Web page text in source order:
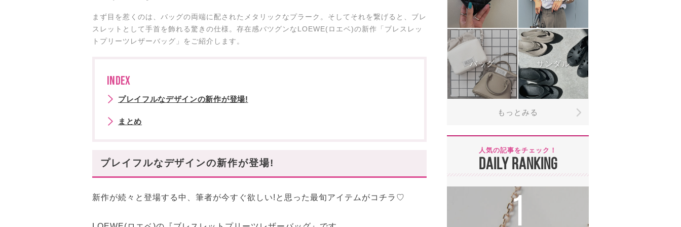
まず目を惹くのは、バッグの両端に配されたメタリックなプラーク。そしてそれを繋げると、ブレ
スレットとして手首を飾れる驚きの仕様。存在感バツグンなLOEWE(ロエベ)の新作「ブレスレッ
トプリーツレザーバッグ」をご紹介します。
INDEX
プレイフルなデザインの新作が登場!
まとめ
プレイフルなデザインの新作が登場!
新作が続々と登場する中、筆者が今すぐ欲しい!と思った最旬アイテムがコチラ♡
バッグ サンダル
もっとみる
人気の記事をチェック！
DAILY RANKING
1